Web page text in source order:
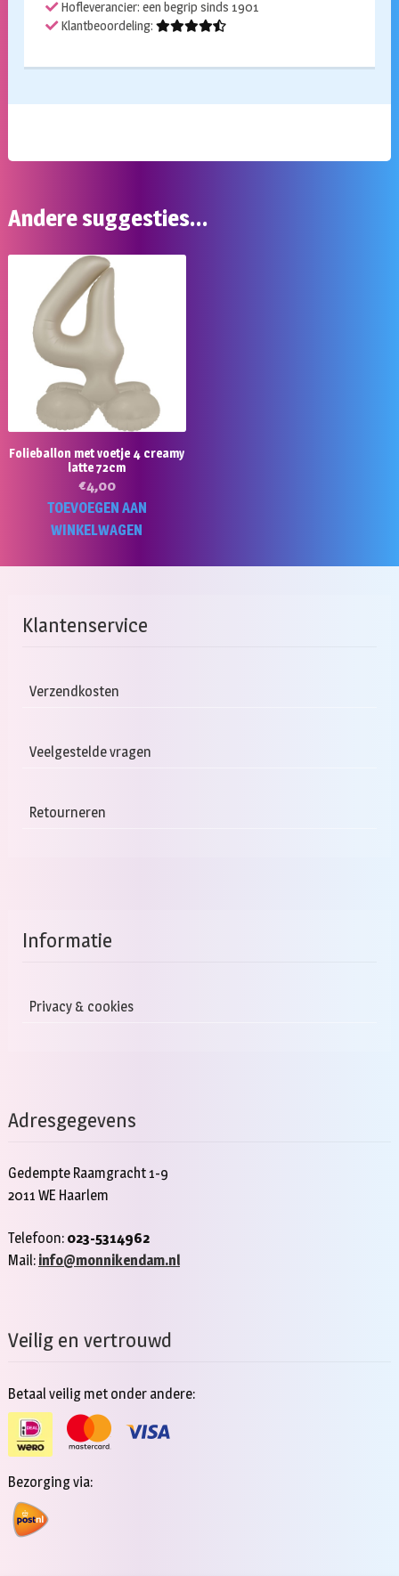
Hofleverancier: een begrip sinds 1901
Klantbeoordeling:
Andere suggesties…
Folieballon met voetje 4 creamy
latte 72cm
€4,00
TOEVOEGEN AAN
WINKELWAGEN
Klantenservice
Verzendkosten
Veelgestelde vragen
Retourneren
Informatie
Privacy & cookies
Adresgegevens
Gedempte Raamgracht 1-9
2011 WE Haarlem
Telefoon: 023-5314962
Mail: info@monnikendam.nl
Veilig en vertrouwd
Betaal veilig met onder andere:
Bezorging via: